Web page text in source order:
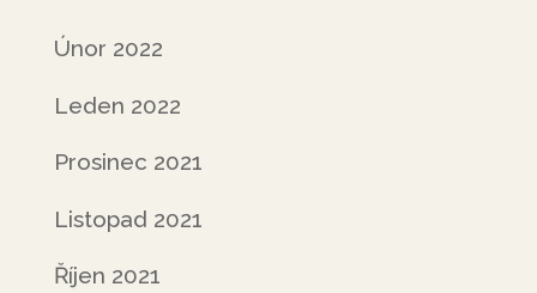
Únor 2022
Leden 2022
Prosinec 2021
Listopad 2021
Říjen 2021